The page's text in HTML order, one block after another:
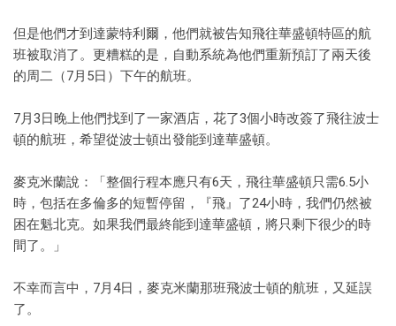
但是他們才到達蒙特利爾，他們就被告知飛往華盛頓特區的航
班被取消了。更糟糕的是，自動系統為他們重新預訂了兩天後
的周二（7月5日）下午的航班。
7月3日晚上他們找到了一家酒店，花了3個小時改簽了飛往波士
頓的航班，希望從波士頓出發能到達華盛頓。
麥克米蘭說：「整個行程本應只有6天，飛往華盛頓只需6.5小
時，包括在多倫多的短暫停留，『飛』了24小時，我們仍然被
困在魁北克。如果我們最終能到達華盛頓，將只剩下很少的時
間了。」
不幸而言中，7月4日，麥克米蘭那班飛波士頓的航班，又延誤
了。